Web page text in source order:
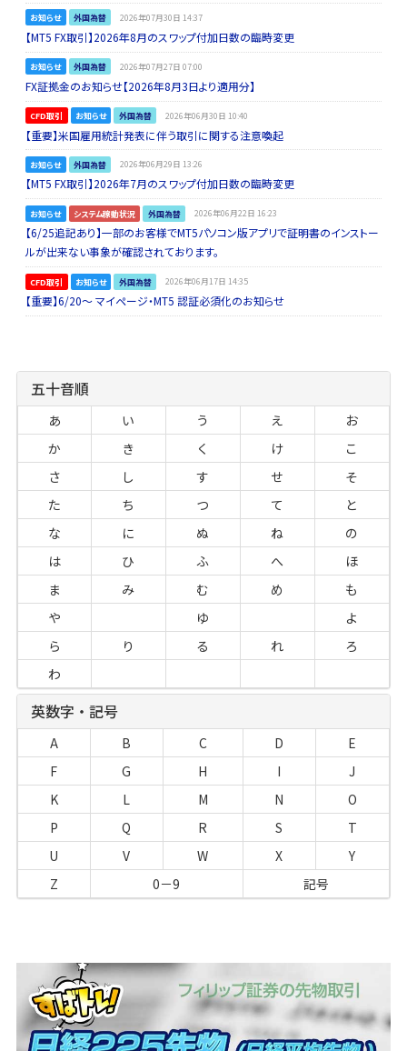
お知らせ 外国為替 2026年07月30日 14:37
【MT5 FX取引】2026年8月のスワップ付加日数の臨時変更
お知らせ 外国為替 2026年07月27日 07:00
FX証拠金のお知らせ【2026年8月3日より適用分】
CFD取引 お知らせ 外国為替 2026年06月30日 10:40
【重要】米国雇用統計発表に伴う取引に関する注意喚起
お知らせ 外国為替 2026年06月29日 13:26
【MT5 FX取引】2026年7月のスワップ付加日数の臨時変更
お知らせ システム稼動状況 外国為替 2026年06月22日 16:23
【6/25追記あり】一部のお客様でMT5パソコン版アプリで証明書のインストー
ルが出来ない事象が確認されております。
CFD取引 お知らせ 外国為替 2026年06月17日 14:35
【重要】6/20～ マイページ・MT5 認証必須化のお知らせ
五十音順
あ い う え
お
か
き く け
こ
さ
し す せ
そ
た
ち つ て
と
な
に ぬ ね
の
は
ひ ふ へ
ほ
ま
み む め
も
や
ゆ
よ
ら
り る れ
ろ
わ
英数字・記号
A B C D
E
F
G H I
J
K
L M N
O
P
Q R S
T
U
V W X
Y
Z
0－9 記号